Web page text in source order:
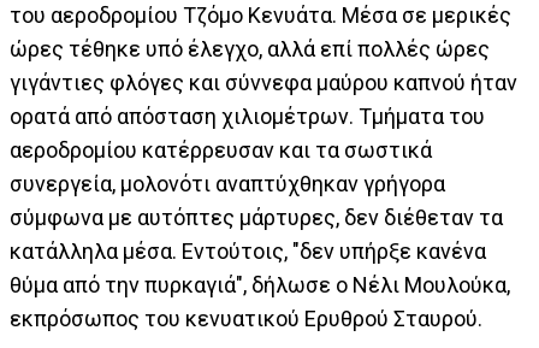
του αεροδρομίου Τζόμο Κενυάτα. Μέσα σε μερικές
ώρες τέθηκε υπό έλεγχο, αλλά επί πολλές ώρες
γιγάντιες φλόγες και σύννεφα μαύρου καπνού ήταν
ορατά από απόσταση χιλιομέτρων. Τμήματα του
αεροδρομίου κατέρρευσαν και τα σωστικά
συνεργεία, μολονότι αναπτύχθηκαν γρήγορα
σύμφωνα με αυτόπτες μάρτυρες, δεν διέθεταν τα
κατάλληλα μέσα. Εντούτοις, "δεν υπήρξε κανένα
θύμα από την πυρκαγιά", δήλωσε ο Νέλι Μουλούκα,
εκπρόσωπος του κενυατικού Ερυθρού Σταυρού.